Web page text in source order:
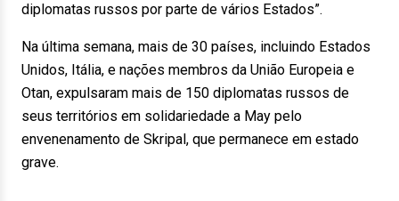
diplomatas russos por parte de vários Estados”.
Na última semana, mais de 30 países, incluindo Estados
Unidos, Itália, e nações membros da União Europeia e
Otan, expulsaram mais de 150 diplomatas russos de
seus territórios em solidariedade a May pelo
envenenamento de Skripal, que permanece em estado
grave.